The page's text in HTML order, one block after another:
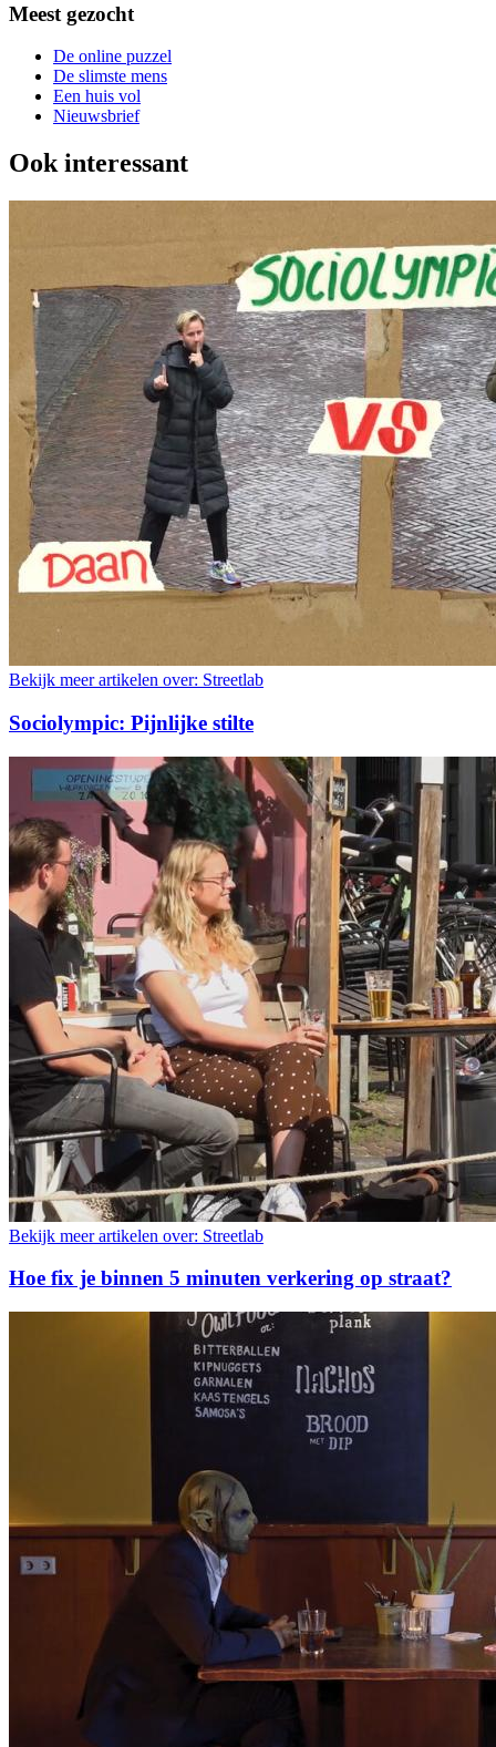
Meest gezocht
De online puzzel
De slimste mens
Een huis vol
Nieuwsbrief
Ook interessant
Bekijk meer artikelen over: Streetlab
Sociolympic: Pijnlijke stilte
Bekijk meer artikelen over: Streetlab
Hoe fix je binnen 5 minuten verkering op straat?